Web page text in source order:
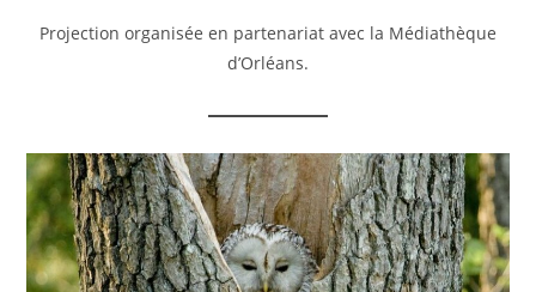
Projection organisée en partenariat avec la Médiathèque
d’Orléans.